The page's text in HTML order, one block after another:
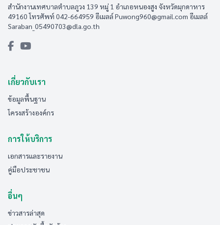
สำนักงานเทศบาลตำบลภูวง 139 หมู่ 1 อำเภอหนองสูง จังหวัดมุกดาหาร
49160 โทรศัพท์ 042-664959 อีเมลล์Puwong960@gmail.com อีเมลล์
Saraban_05490703@dla.go.th
เกี่ยวกับเรา
ข้อมูลพื้นฐาน
โครงสร้างองค์กร
การให้บริการ
เอกสารและรายงาน
คู่มือประชาชน
อื่นๆ
ข่าวสารล่าสุด